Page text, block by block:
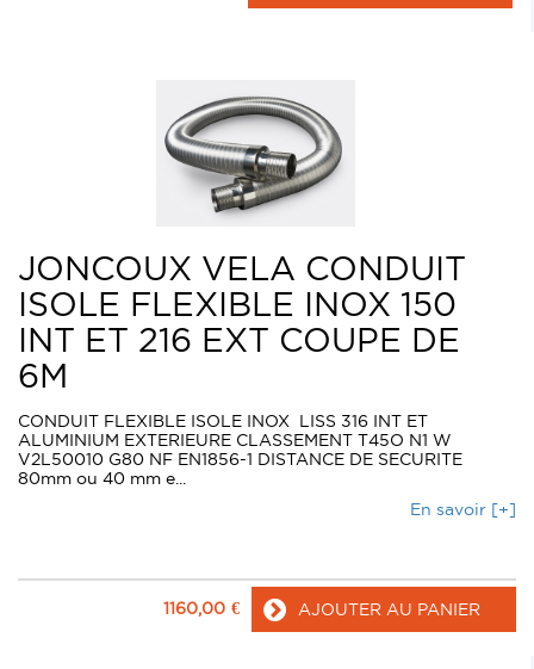
JONCOUX VELA CONDUIT
ISOLE FLEXIBLE INOX 150
INT ET 216 EXT COUPE DE
6M
CONDUIT FLEXIBLE ISOLE INOX LISS 316 INT ET
ALUMINIUM EXTERIEURE CLASSEMENT T45O N1 W
V2L50010 G80 NF EN1856-1 DISTANCE DE SECURITE
80mm ou 40 mm e...
En savoir [+]
1160,00 € AJOUTER AU PANIER